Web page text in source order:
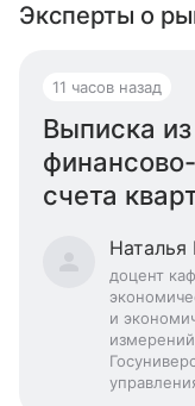
Эксперты о
11 часов назад
Выписка из
счета
Наталья
доцент
и
измерений